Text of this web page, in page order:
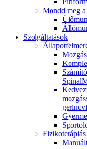
Mondd meg
Szolgáltatások
Fizikoterápiás